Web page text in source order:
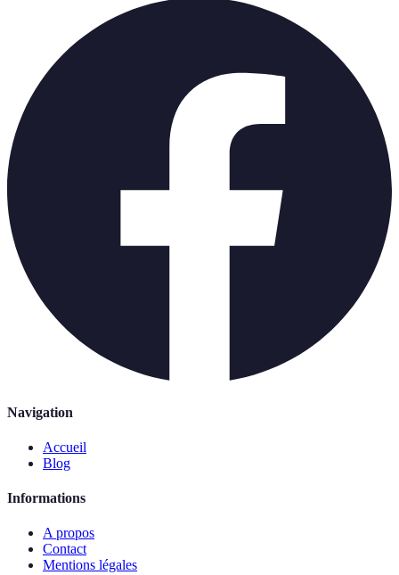
Navigation
Accueil
Blog
Informations
A propos
Contact
Mentions légales